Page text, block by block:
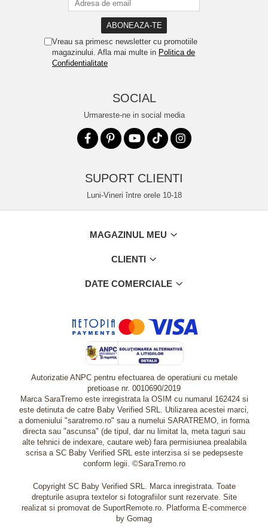
Vreau sa primesc newsletter cu promotiile
magazinului. Afla mai multe in Politica de
Confidentialitate
SOCIAL
Urmareste-ne in social media
SUPORT CLIENTI
Luni-Vineri între orele 10-18
MAGAZINUL MEU
CLIENTI
DATE COMERCIALE
Autorizatie ANPC pentru efectuarea de operatiuni cu metale
pretioase nr. 0010690/2019
Marca SaraTremo este inregistrata la OSIM cu numarul 162424 si
este detinuta de catre Baby Verified SRL. Utilizarea acestei marci,
a domeniului "saratremo.ro" sau a numelui SARATREMO, in forma
directa sau "ascunsa" (de tipul, dar nu limitat la, meta taguri sau
alte tehnici de indexare, cautare web) fara permisiunea prealabila
scrisa a SC Baby Verified SRL este interzisa si se pedepseste
conform legii. ©SaraTremo.ro
Copyright SC Baby Verified SRL. Marca inregistrata. Toate
drepturile asupra textelor si fotografiilor sunt rezervate. Site
realizat si promovat de SuportRemote.ro. Platforma E-commerce
by Gomag